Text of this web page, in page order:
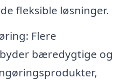
fleksible løsninger.
Flere
bæredygtige og